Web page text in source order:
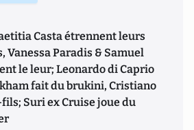
Casta étrennent leurs
Vanessa Paradis & Samuel
le leur; Leonardo di Caprio
fait du brukini, Cristiano
Suri ex Cruise joue du